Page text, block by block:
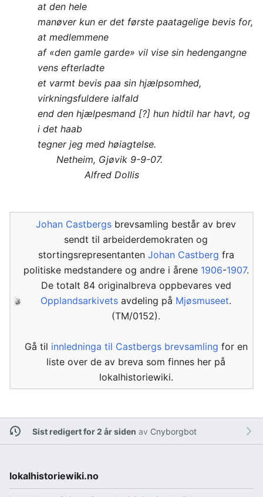
at den hele
manøver kun er det første paatagelige bevis for,
at medlemmene
af «den gamle garde» vil vise sin hedengangne
vens efterladte
et varmt bevis paa sin hjælpsomhed,
virkningsfuldere ialfald
end den hjælpesmand [?] hun hidtil har havt, og
i det haab
tegner jeg med høiagtelse.
Netheim, Gjøvik 9-9-07.
Alfred Dollis
Johan Castbergs brevsamling består av brev
sendt til arbeiderdemokraten og
stortingsrepresentanten Johan Castberg fra
politiske medstandere og andre i årene 1906-1907.
De totalt 84 originalbreva oppbevares ved
Opplandsarkivets avdeling på Mjøsmuseet.
(TM/0152).
Gå til innledninga til Castbergs brevsamling for en
liste over de av breva som finnes her på
lokalhistoriewiki.
Sist redigert for 2 år siden av Cnyborgbot
lokalhistoriewiki.no